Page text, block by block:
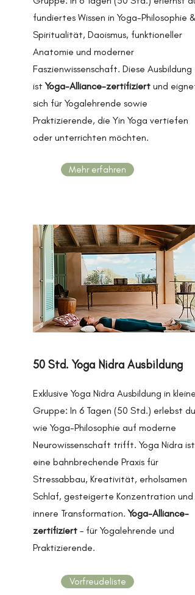
fundiertes Wissen in Yoga-Philosophie &
Spiritualität, Daoismus, funktioneller
Anatomie und moderner
Faszienwissenschaft. Diese Ausbildung
istYoga-Alliance-zertifiziert und eignet
sich für Yogalehrende sowie
Praktizierende, die Yin Yoga vertiefen
oder unterrichten möchten.
50 Std. Yoga Nidra Ausbildung
Exklusive Yoga Nidra Ausbildung in kleiner
Gruppe: In 6 Tagen (50 Std.) erlebst du,
wie Yoga-Philosophie auf moderne
Neurowissenschaft trifft. Yoga Nidra ist
eine bahnbrechende Praxis für
Stressabbau, Kreativität, erholsamen
Schlaf, gesteigerte Konzentration und
innere Transformation.Yoga-Alliance-
zertifiziert – für Yogalehrende und
Praktizierende.
Mehr erfahren
Vorfreudeliste